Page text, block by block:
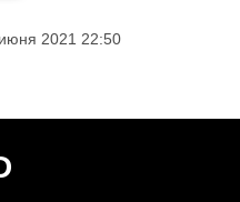
2021 22:50